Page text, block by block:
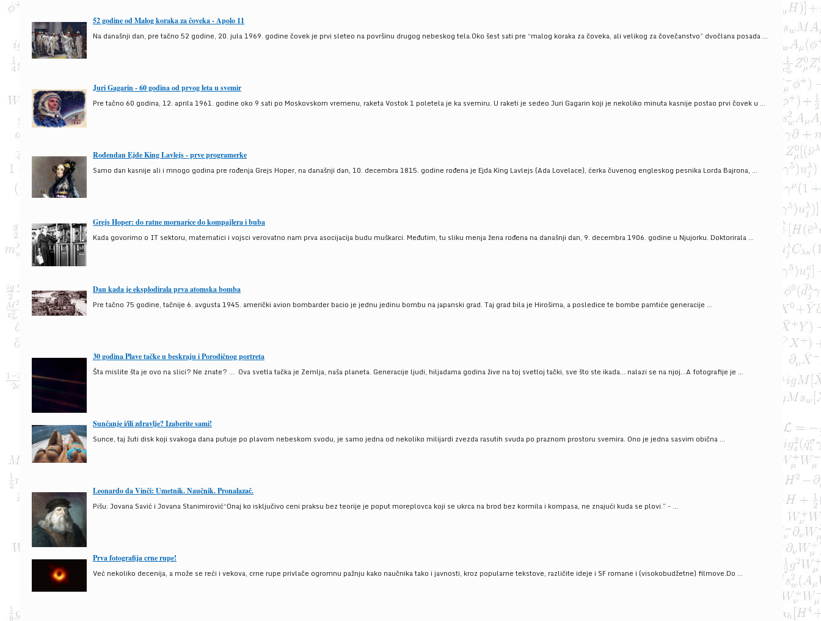
52 godine od Malog koraka za čoveka - Apolo 11
Na današnji dan, pre tačno 52 godine, 20. jula 1969. godine čovek je prvi sleteo na površinu drugog nebeskog tela.Oko šest sati pre “malog koraka za čoveka, ali velikog za čovečanstvo” dvočlana posada ...
Juri Gagarin - 60 godina od prvog leta u svemir
Pre tačno 60 godina, 12. aprila 1961. godine oko 9 sati po Moskovskom vremenu, raketa Vostok 1 poletela je ka svemiru. U raketi je sedeo Juri Gagarin koji je nekoliko minuta kasnije postao prvi čovek u ...
Rođendan Ejde King Lavlejs - prve programerke
Samo dan kasnije ali i mnogo godina pre rođenja Grejs Hoper, na današnji dan, 10. decembra 1815. godine rođena je Ejda King Lavlejs (Ada Lovelace), ćerka čuvenog engleskog pesnika Lorda Bajrona, ...
Grejs Hoper: do ratne mornarice do kompajlera i buba
Kada govorimo o IT sektoru, matematici i vojsci verovatno nam prva asocijacija budu muškarci. Međutim, tu sliku menja žena rođena na današnji dan, 9. decembra 1906. godine u Njujorku. Doktorirala ...
Dan kada je eksplodirala prva atomska bomba
Pre tačno 75 godine, tačnije 6. avgusta 1945. američki avion bombarder bacio je jednu jedinu bombu na japanski grad. Taj grad bila je Hirošima, a posledice te bombe pamtiće generacije ...
30 godina Plave tačke u beskraju i Porodičnog portreta
Šta mislite šta je ovo na slici? Ne znate? … Ova svetla tačka je Zemlja, naša planeta. Generacije ljudi, hiljadama godina žive na toj svetloj tački, sve što ste ikada… nalazi se na njoj…A fotografije je ...
Sunčanje i/ili zdravlje? Izaberite sami!
Sunce, taj žuti disk koji svakoga dana putuje po plavom nebeskom svodu, je samo jedna od nekoliko milijardi zvezda rasutih svuda po praznom prostoru svemira. Ono je jedna sasvim obična ...
Leonardo da Vinči: Umetnik. Naučnik. Pronalazač.
Pišu: Jovana Savić i Jovana Stanimirović“Onaj ko isključivo ceni praksu bez teorije je poput moreplovca koji se ukrca na brod bez kormila i kompasa, ne znajući kuda se plovi.” - ...
Prva fotografija crne rupe!
Već nekoliko decenija, a može se reći i vekova, crne rupe privlače ogromnu pažnju kako naučnika tako i javnosti, kroz popularne tekstove, različite ideje i SF romane i (visokobudžetne) filmove.Do ...